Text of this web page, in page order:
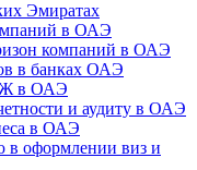
Эмиратах
в ОАЭ
компаний в ОАЭ
в банках ОАЭ
в ОАЭ
и аудиту в ОАЭ
в ОАЭ
в оформлении виз и